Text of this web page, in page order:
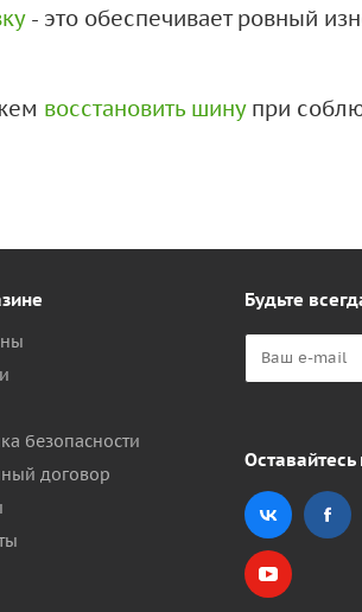
- это обеспечивает ровный
восстановить шинупри
безопасности
договор
Будьте
Оставайтесь